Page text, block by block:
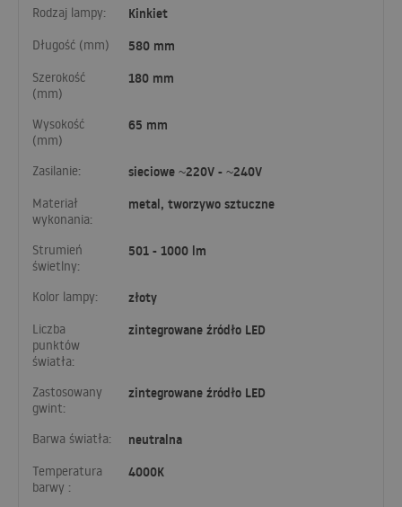
Rodzaj lampy: Kinkiet
Długość (mm) 580 mm
Szerokość
(mm)
180 mm
Wysokość
(mm)
65 mm
Zasilanie: sieciowe ~220V - ~240V
Materiał
wykonania:
metal, tworzywo sztuczne
Strumień
świetlny:
501 - 1000 lm
Kolor lampy: złoty
Liczba
punktów
światła:
zintegrowane źródło LED
Zastosowany
gwint:
zintegrowane źródło LED
Barwa światła: neutralna
Temperatura
barwy :
4000K